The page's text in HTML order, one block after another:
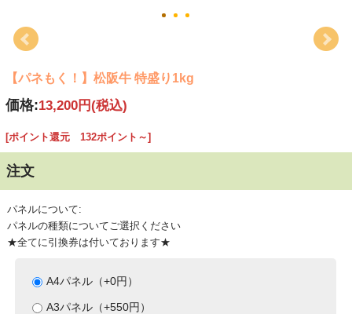
【パネもく！】松阪牛 特盛り1kg
価格:13,200円(税込)
[ポイント還元 132ポイント～]
注文
パネルについて:
パネルの種類についてご選択ください
★全てに引換券は付いております★
A4パネル（+0円）
A3パネル（+550円）